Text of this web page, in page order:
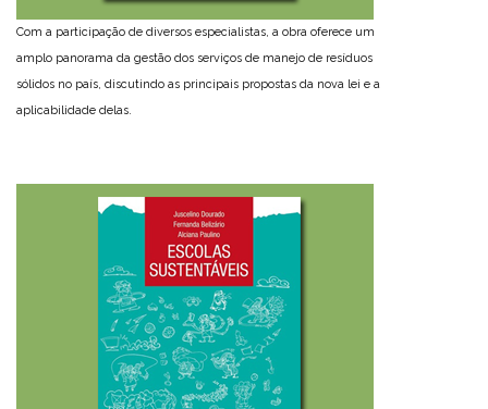
Com a participação de diversos especialistas, a obra oferece um
amplo panorama da gestão dos serviços de manejo de resíduos
sólidos no país, discutindo as principais propostas da nova lei e a
aplicabilidade delas.